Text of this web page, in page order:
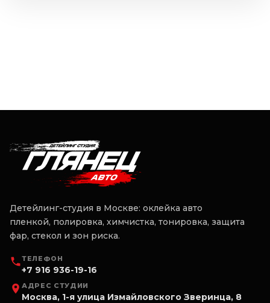
Детейлинг-студия в Москве: оклейка авто
пленкой, полировка, химчистка, тонировка, защита
фар, стекол и зон риска.
ТЕЛЕФОН
+7 916 936-19-16
АДРЕС СТУДИИ
Москва, 1-я улица Измайловского Зверинца, 8